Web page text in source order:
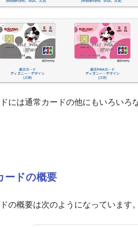
には通常カードの他にもいろいろ
ードの概要
の概要は次のようになっています。